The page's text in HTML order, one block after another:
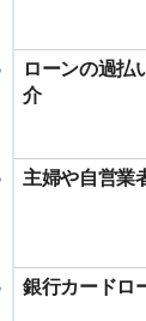
ローンの過
介
主婦や自営業
銀行カードロ